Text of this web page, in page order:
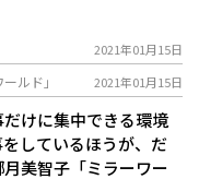
2021年01月15日
ルド」 2021年01月15日
だけに集中できる環境
しているほうが、だ
美智子「ミラーワー